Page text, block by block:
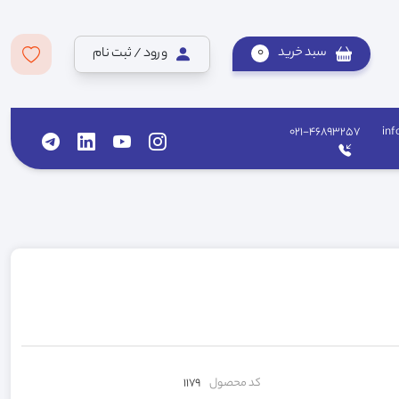
سبد خرید 0 ورود / ثبت نام
021-46893257
کد محصول 1179